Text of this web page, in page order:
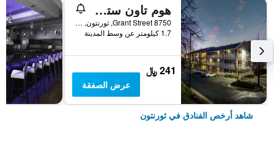
هوم تاون ستوديوز باي رد روف دنفر - ثورنتن
8750 Grant Street, ثورنتون, CO, الولايات المتحدة الأميريكية
1.7 كيلومتر عن وسط المدينة
241 ﷼
عرض الصفقة
شاهد أرخص الفنادق في ثورنتون